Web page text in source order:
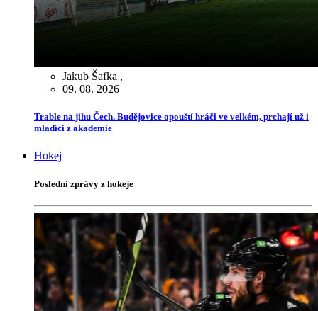
Jakub Šafka ,
09. 08. 2026
Trable na jihu Čech. Budějovice opouští hráči ve velkém, prchají už i
mladíci z akademie
Hokej
Poslední zprávy z hokeje